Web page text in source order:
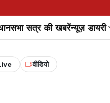
सत्र की खबरेंन्यूज़ डायरी
वीडियो